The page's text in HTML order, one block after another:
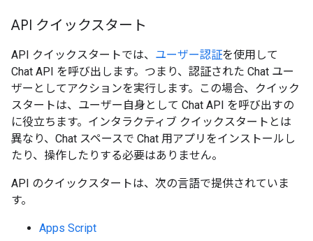
API クイックスタート
API クイックスタートでは、 ユーザー認証を使用して
Chat API を呼び出します。つまり、認証された Chat ユー
ザーとしてアクションを実行します。この場合、クイック
スタートは、ユーザー自身として Chat API を呼び出すの
に役立ちます。インタラクティブ クイックスタートとは
異なり、Chat スペースで Chat 用アプリをインストールし
たり、操作したりする必要はありません。
API のクイックスタートは、次の言語で提供されていま
す。
Apps Script